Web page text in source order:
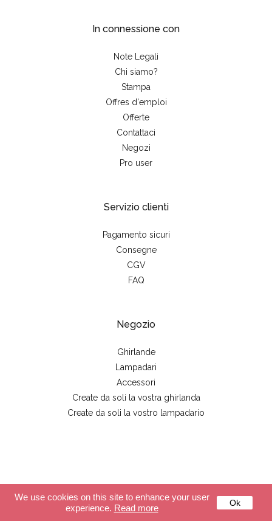
In connessione con
Note Legali
Chi siamo?
Stampa
Offres d'emploi
Offerte
Contattaci
Negozi
Pro user
Servizio clienti
Pagamento sicuri
Consegne
CGV
FAQ
Negozio
Ghirlande
Lampadari
Accessori
Create da soli la vostra ghirlanda
Create da soli la vostro lampadario
We use cookies on this site to enhance your user
experience. Read more Ok
© 2026 - La case de cousin Paul